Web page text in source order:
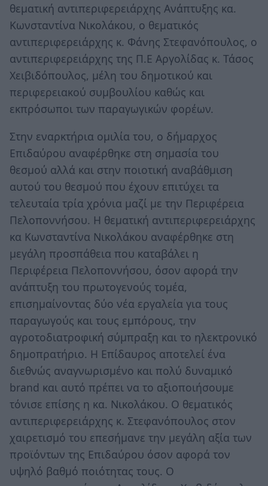
θεματική αντιπεριφερειάρχης Ανάπτυξης κα.
Κωνσταντίνα Νικολάκου, ο θεματικός
αντιπεριφερειάρχης κ. Φάνης Στεφανόπουλος, ο
αντιπεριφερειάρχης της Π.Ε Αργολίδας κ. Τάσος
Χειβιδόπουλος, μέλη του δημοτικού και
περιφερειακού συμβουλίου καθώς και
εκπρόσωποι των παραγωγικών φορέων.
Στην εναρκτήρια ομιλία του, ο δήμαρχος
Επιδαύρου αναφέρθηκε στη σημασία του
θεσμού αλλά και στην ποιοτική αναβάθμιση
αυτού του θεσμού που έχουν επιτύχει τα
τελευταία τρία χρόνια μαζί με την Περιφέρεια
Πελοποννήσου. Η θεματική αντιπεριφερειάρχης
κα Κωνσταντίνα Νικολάκου αναφέρθηκε στη
μεγάλη προσπάθεια που καταβάλει η
Περιφέρεια Πελοποννήσου, όσον αφορά την
ανάπτυξη του πρωτογενούς τομέα,
επισημαίνοντας δύο νέα εργαλεία για τους
παραγωγούς και τους εμπόρους, την
αγροτοδιατροφική σύμπραξη και το ηλεκτρονικό
δημοπρατήριο. Η Επίδαυρος αποτελεί ένα
διεθνώς αναγνωρισμένο και πολύ δυναμικό
brand και αυτό πρέπει να το αξιοποιήσουμε
τόνισε επίσης η κα. Νικολάκου. Ο θεματικός
αντιπεριφερειάρχης κ. Στεφανόπουλος στον
χαιρετισμό του επεσήμανε την μεγάλη αξία των
προϊόντων της Επιδαύρου όσον αφορά τον
υψηλό βαθμό ποιότητας τους. Ο